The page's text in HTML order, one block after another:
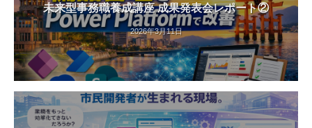
未来型事務職養成講座 成果発表会レポート②
2026年3月11日